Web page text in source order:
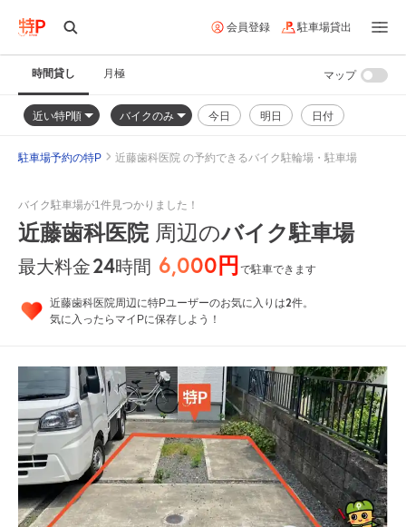
会員登録 駐車場貸出
時間貸し 月極
近い特P順 バイクのみ 今日 明日 日付
マップ
駐車場予約の特P 近藤歯科医院 の予約できるバイク駐輪場・駐車場
バイク駐車場が1件見つかりました！
近藤歯科医院周辺のバイク駐車場
最大料金24時間 6,000円で駐車できます
近藤歯科医院周辺に特Pユーザーのお気に入りは2件。
気に入ったらマイPに保存しよう！